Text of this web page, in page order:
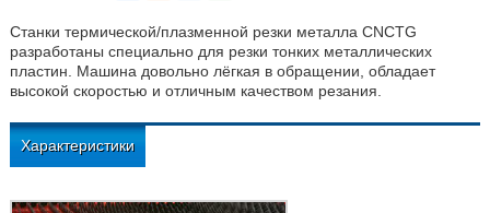
Станки термической/плазменной резки металла CNCTG
разработаны специально для резки тонких металлических
пластин. Машина довольно лёгкая в обращении, обладает
высокой скоростью и отличным качеством резания.
Характеристики